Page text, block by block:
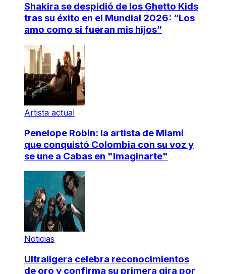
Shakira se despidió de los Ghetto Kids
tras su éxito en el Mundial 2026: “Los
amo como si fueran mis hijos”
Artista actual
Penelope Robin: la artista de Miami
que conquistó Colombia con su voz y
se une a Cabas en "Imaginarte"
Noticias
Ultraligera celebra reconocimientos
de oro y confirma su primera gira por